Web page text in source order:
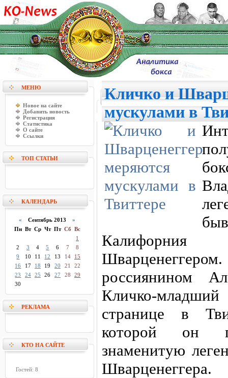
МЕНЮ
Новое на сайте
Добавить новость
Регистрация
Статистика
О сайте
Ссылки
ТОП СТАТЬИ
КАЛЕНДАРЬ
« Сентябрь 2013»
Пн Вт Ср Чт Пт Сб Вс
1
2
3 4 5 6 7
8
9
10 11 12 13 14
15
16
17 18 19 20 21
22
23
24 25 26 27 28
29
30
РЕКЛАМА
КТО НА САЙТЕ
Гостей: 8
Кличко и
мускулами в
россиянином
Кличко-
странице в
которой он
знаменитую
Шварценеггера.